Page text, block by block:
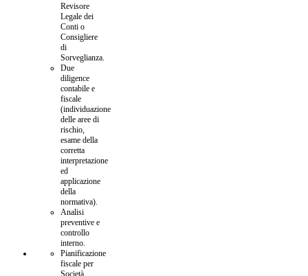
Revisore
Legale dei
Conti o
Consigliere
di
Sorveglianza.
Due
diligence
contabile e
fiscale
(individuazione
delle aree di
rischio,
esame della
corretta
interpretazione
ed
applicazione
della
normativa).
Analisi
preventive e
controllo
interno.
Pianificazione
fiscale per
Società,